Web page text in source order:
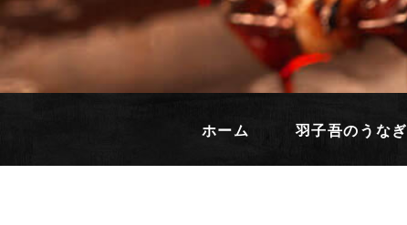
ホーム 羽子吾のうなぎ